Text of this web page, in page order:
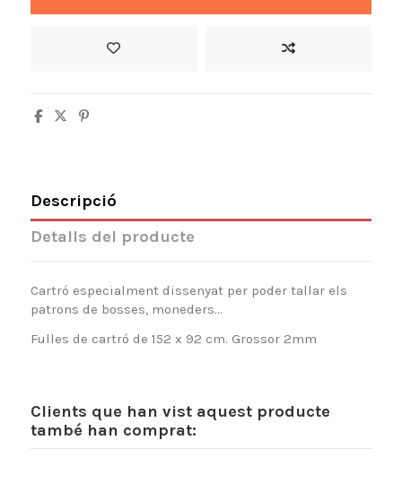
Descripció
Detalls del producte
Cartró especialment dissenyat per poder tallar els
patrons de bosses, moneders...
Fulles de cartró de 152 x 92 cm. Grossor 2mm
Clients que han vist aquest producte
també han comprat: